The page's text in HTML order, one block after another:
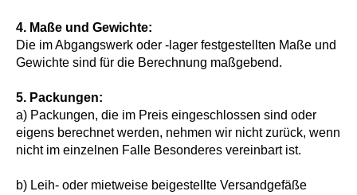
4. Maße und Gewichte:
Die im Abgangswerk oder -lager festgestellten Maße und
Gewichte sind für die Berechnung maßgebend.
5. Packungen:
a) Packungen, die im Preis eingeschlossen sind oder
eigens berechnet werden, nehmen wir nicht zurück, wenn
nicht im einzelnen Falle Besonderes vereinbart ist.
b) Leih- oder mietweise beigestellte Versandgefäße